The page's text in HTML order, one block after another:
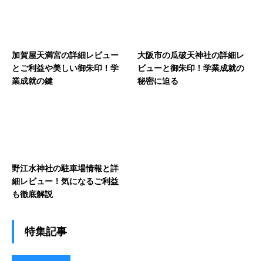
加賀屋天満宮の詳細レビュー
とご利益や美しい御朱印！学
業成就の鍵
大阪市の瓜破天神社の詳細レ
ビューと御朱印！学業成就の
秘密に迫る
野江水神社の駐車場情報と詳
細レビュー！気になるご利益
も徹底解説
特集記事